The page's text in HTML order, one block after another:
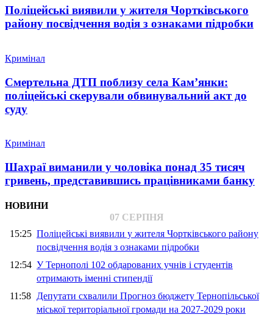
Поліцейські виявили у жителя Чортківського
району посвідчення водія з ознаками підробки
Кримінал
Смертельна ДТП поблизу села Кам’янки:
поліцейські скерували обвинувальний акт до
суду
Кримінал
Шахраї виманили у чоловіка понад 35 тисяч
гривень, представившись працівниками банку
НОВИНИ
07 СЕРПНЯ
15:25 Поліцейські виявили у жителя Чортківського району
посвідчення водія з ознаками підробки
12:54 У Тернополі 102 обдарованих учнів і студентів
отримають іменні стипендії
11:58 Депутати схвалили Прогноз бюджету Тернопільської
міської територіальної громади на 2027-2029 роки